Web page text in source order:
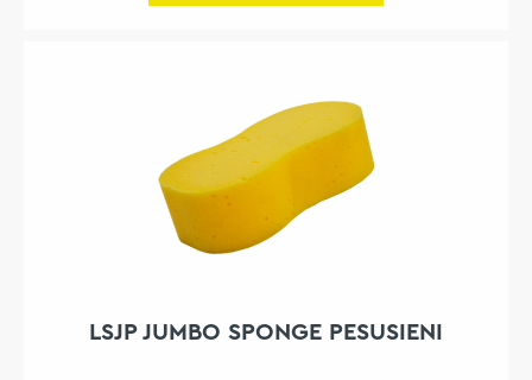
LSJP JUMBO SPONGE PESUSIENI